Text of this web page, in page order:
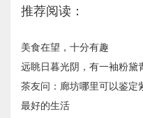
推荐阅读：
美食在望，十分有趣
远眺日暮光阴，有一袖粉黛
茶友问：廊坊哪里可以鉴定
最好的生活